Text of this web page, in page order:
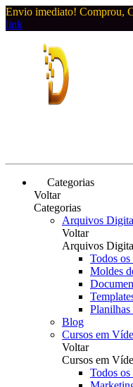
Envio imediato! Comprou,
link
Categorias
Voltar
Categorias
Arquivos
Voltar
Arquivos
Todos
Moldes
Planilhas
Blog
Cursos em
Voltar
Cursos em
Todos